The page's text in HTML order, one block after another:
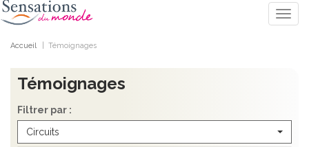
Accueil Témoignages
Témoignages
Filtrer par :
Circuits